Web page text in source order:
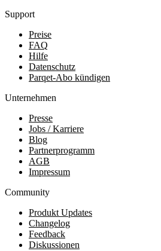
Support
Preise
FAQ
Hilfe
Datenschutz
Parqet-Abo kündigen
Unternehmen
Presse
Jobs / Karriere
Blog
Partnerprogramm
AGB
Impressum
Community
Produkt Updates
Changelog
Feedback
Diskussionen